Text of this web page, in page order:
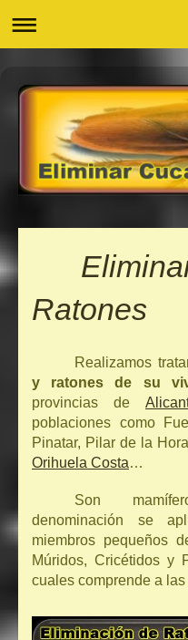
Eliminar
Ratones
Realizamos
y ratones de su
provincias de
poblaciones como
Pinatar, Pilar de la
Orihuela Costa…
Son
denominación se
miembros pequeños
Múridos, Cricétidos y
cuales comprende a las